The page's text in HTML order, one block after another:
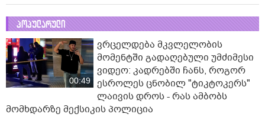
პოპულარული
00:49
ვრცელდება მკვლელობის
მომენტში გადაღებული უმძიმესი
ვიდეო: კადრებში ჩანს, როგორ
ესროლეს ცნობილ "ტიკტოკერს"
ლაივის დროს - რას ამბობს
მომხდარზე მექსიკის პოლიცია